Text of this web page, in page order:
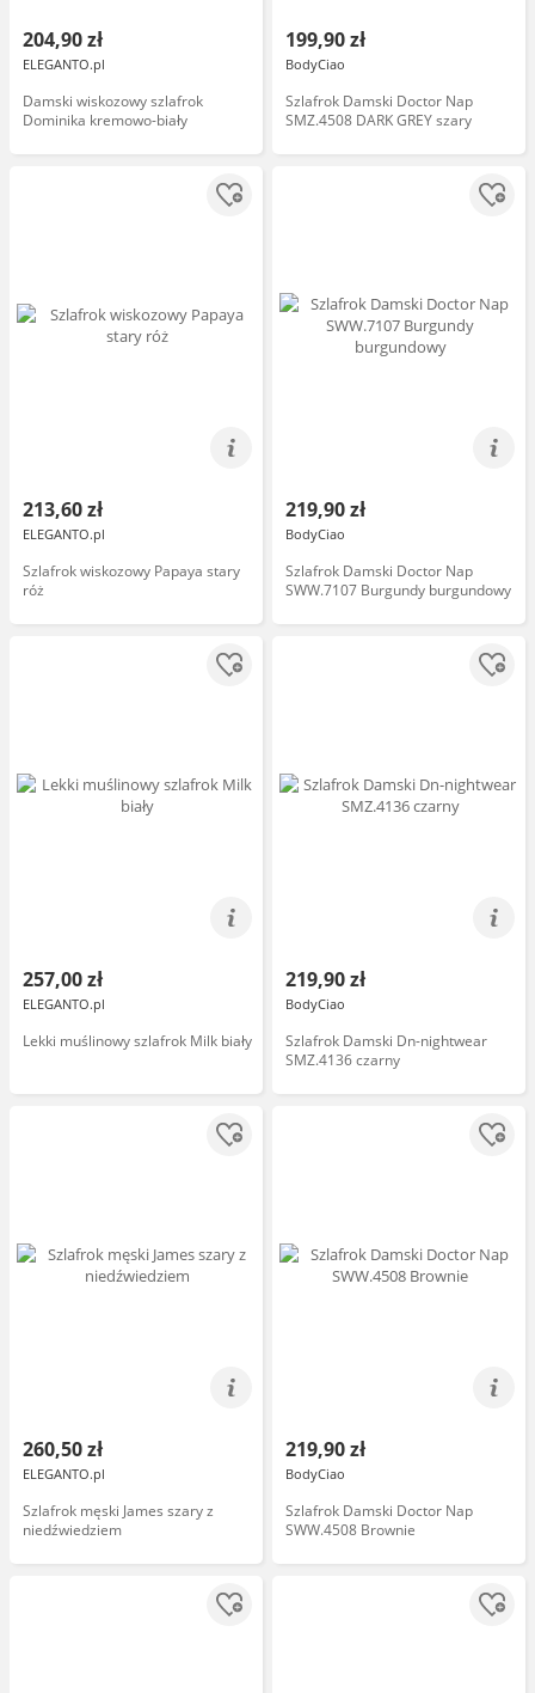
204,90 zł
ELEGANTO.pl
Damski wiskozowy szlafrok
Dominika kremowo-biały
199,90 zł
BodyCiao
Szlafrok Damski Doctor Nap
SMZ.4508 DARK GREY szary
213,60 zł
ELEGANTO.pl
Szlafrok wiskozowy Papaya stary
róż
219,90 zł
BodyCiao
Szlafrok Damski Doctor Nap
SWW.7107 Burgundy burgundowy
257,00 zł
ELEGANTO.pl
Lekki muślinowy szlafrok Milk biały
219,90 zł
BodyCiao
Szlafrok Damski Dn-nightwear
SMZ.4136 czarny
260,50 zł
ELEGANTO.pl
Szlafrok męski James szary z
niedźwiedziem
219,90 zł
BodyCiao
Szlafrok Damski Doctor Nap
SWW.4508 Brownie